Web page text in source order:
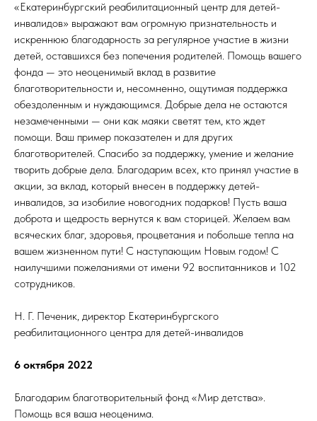
«Екатеринбургский реабилитационный центр для детей-
инвалидов» выражают вам огромную признательность и
искреннюю благодарность за регулярное участие в жизни
детей, оставшихся без попечения родителей. Помощь вашего
фонда — это неоценимый вклад в развитие
благотворительности и, несомненно, ощутимая поддержка
обездоленным и нуждающимся. Добрые дела не остаются
незамеченными — они как маяки светят тем, кто ждет
помощи. Ваш пример показателен и для других
благотворителей. Спасибо за поддержку, умение и желание
творить добрые дела. Благодарим всех, кто принял участие в
акции, за вклад, который внесен в поддержку детей-
инвалидов, за изобилие новогодних подарков! Пусть ваша
доброта и щедрость вернутся к вам сторицей. Желаем вам
всяческих благ, здоровья, процветания и побольше тепла на
вашем жизненном пути! С наступающим Новым годом! С
наилучшими пожеланиями от имени 92 воспитанников и 102
сотрудников.
Н. Г. Печеник, директор Екатеринбургского
реабилитационного центра для детей-инвалидов
6 октября 2022
Благодарим благотворительный фонд «Мир детства».
Помощь вся ваша неоценима.